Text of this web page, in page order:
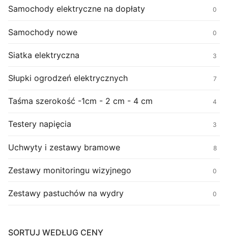
Samochody elektryczne na dopłaty 0
Samochody nowe 0
Siatka elektryczna 3
Słupki ogrodzeń elektrycznych 7
Taśma szerokość -1cm - 2 cm - 4 cm 4
Testery napięcia 3
Uchwyty i zestawy bramowe 8
Zestawy monitoringu wizyjnego 0
Zestawy pastuchów na wydry 0
SORTUJ WEDŁUG CENY